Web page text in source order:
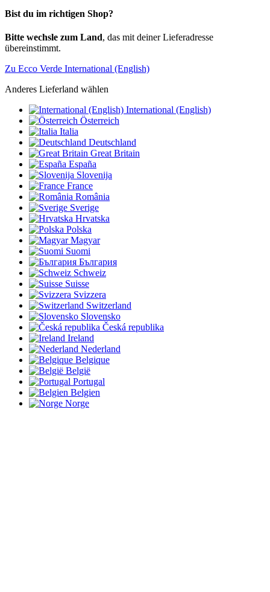
Bist du im richtigen Shop?
Bitte wechsle zum Land, das mit deiner Lieferadresse
übereinstimmt.
Zu Ecco Verde International (English)
Anderes Lieferland wählen
International (English)
Österreich
Italia
Deutschland
Great Britain
España
Slovenija
France
România
Sverige
Hrvatska
Polska
Magyar
Suomi
България
Schweiz
Suisse
Svizzera
Switzerland
Slovensko
Česká republika
Ireland
Nederland
Belgique
België
Portugal
Belgien
Norge